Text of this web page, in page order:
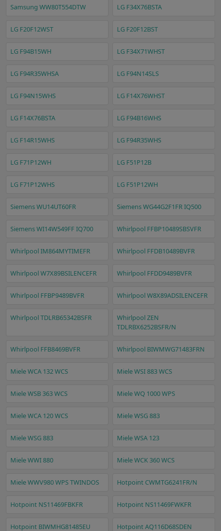
Samsung WW80T554DTW LG F34X76BSTA
LG F20F12WST LG F20F12BST
LG F94B15WH LG F34X71WHST
LG F94R35WHSA LG F94N14SLS
LG F94N15WHS LG F14X76WHST
LG F14X76BSTA LG F94B16WHS
LG F14R15WHS LG F94R35WHS
LG F71P12WH LG F51P12B
LG F71P12WHS LG F51P12WH
Siemens WU14UT60FR Siemens WG44G2F1FR IQ500
Siemens WI14W549FF IQ700 Whirlpool FFBP10489SBSVFR
Whirlpool IM864MYTIMEFR Whirlpool FFDB10489BVFR
Whirlpool W7X89BSILENCEFR Whirlpool FFDD9489BVFR
Whirlpool FFBP9489BVFR Whirlpool W8X89ADSILENCEFR
Whirlpool TDLRB65342BSFR
Whirlpool ZEN
TDLRBX6252BSFR/N
Whirlpool FFB8469BVFR Whirlpool BIWMWG71483FRN
Miele WCA 132 WCS Miele WSI 883 WCS
Miele WSB 363 WCS Miele WQ 1000 WPS
Miele WCA 120 WCS Miele WSG 883
Miele WSG 883 Miele WSA 123
Miele WWI 880 Miele WCK 360 WCS
Miele WWV980 WPS TWINDOS Hotpoint CWMTG6241FR/N
Hotpoint NS11469FBKFR Hotpoint NS11469FWKFR
Hotpoint BIWMHG81485EU Hotpoint AQ116D68SDEN